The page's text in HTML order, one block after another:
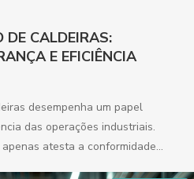
DE CALDEIRAS:
E EFICIÊNCIA
desempenha um papel
das operações industriais.
atesta a conformidade...